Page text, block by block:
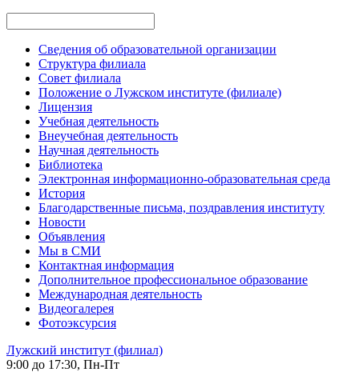
Сведения об образовательной организации
Структура филиала
Совет филиала
Положение о Лужском институте (филиале)
Лицензия
Учебная деятельность
Внеучебная деятельность
Научная деятельность
Библиотека
Электронная информационно-образовательная среда
История
Благодарственные письма, поздравления институту
Новости
Объявления
Мы в СМИ
Контактная информация
Дополнительное профессиональное образование
Международная деятельность
Видеогалерея
Фотоэксурсия
Лужский институт (филиал)
9:00 до 17:30, Пн-Пт